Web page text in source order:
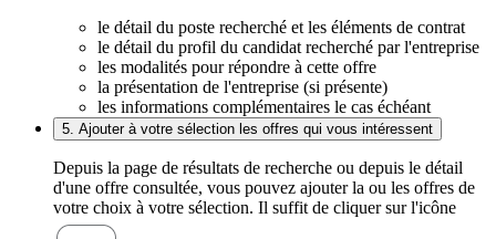
le détail du poste recherché et les éléments de contrat
le détail du profil du candidat recherché par l'entreprise
les modalités pour répondre à cette offre
la présentation de l'entreprise (si présente)
les informations complémentaires le cas échéant
5. Ajouter à votre sélection les offres qui vous intéressent
Depuis la page de résultats de recherche ou depuis le détail
d'une offre consultée, vous pouvez ajouter la ou les offres de
votre choix à votre sélection. Il suffit de cliquer sur l'icône